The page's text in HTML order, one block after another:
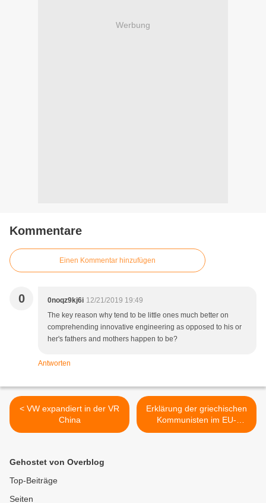
Werbung
Kommentare
Einen Kommentar hinzufügen
0 0noqz9kj6i 12/21/2019 19:49
The key reason why tend to be little ones much better on
comprehending innovative engineering as opposed to his or
her's fathers and mothers happen to be?
Antworten
< VW expandiert in der VR
China
Erklärung der griechischen
Kommunisten im EU-
Parlament zu Palästina >
Gehostet von Overblog
Top-Beiträge
Seiten